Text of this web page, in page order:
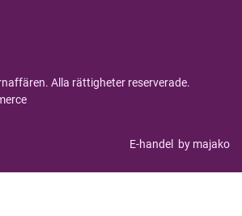
Alla rättigheter reserverade.
E-handel by majako